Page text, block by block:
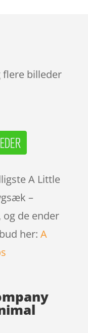
flere billeder
A Little
–
de ender
her: A